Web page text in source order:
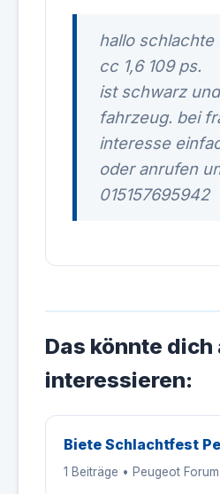
hallo schlachte
cc 1,6 109 ps.
ist schwarz
fahrzeug. bei
interesse
oder anrufen
015157695942
Das könnte dich
interessieren:
Biete Schlachtfest
1 Beiträge • Peugeot Forum